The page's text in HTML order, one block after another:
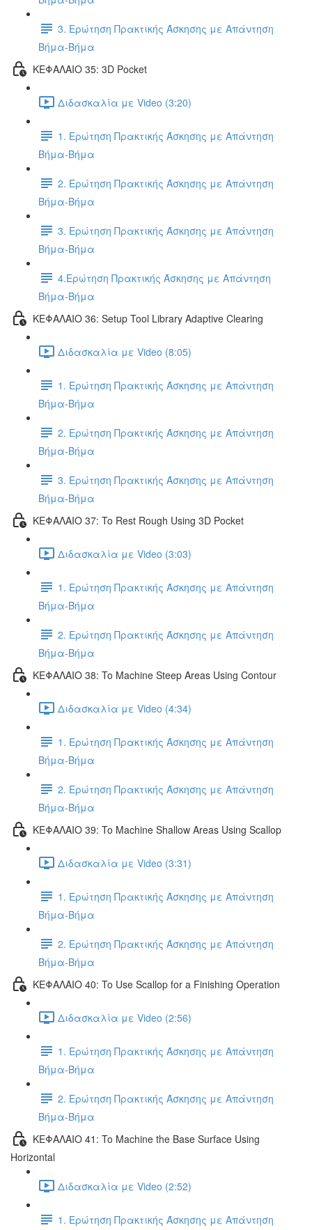
3. Ερώτηση Πρακτικής Άσκησης με Απάντηση
Βήμα-Βήμα
ΚΕΦΑΛΑΙΟ 35: 3D Pocket
Διδασκαλία με Video (3:20)
1. Ερώτηση Πρακτικής Άσκησης με Απάντηση
Βήμα-Βήμα
2. Ερώτηση Πρακτικής Άσκησης με Απάντηση
Βήμα-Βήμα
3. Ερώτηση Πρακτικής Άσκησης με Απάντηση
Βήμα-Βήμα
4.Ερώτηση Πρακτικής Άσκησης με Απάντηση
Βήμα-Βήμα
ΚΕΦΑΛΑΙΟ 36: Setup Tool Library Adaptive Clearing
Διδασκαλία με Video (8:05)
1. Ερώτηση Πρακτικής Άσκησης με Απάντηση
Βήμα-Βήμα
2. Ερώτηση Πρακτικής Άσκησης με Απάντηση
Βήμα-Βήμα
3. Ερώτηση Πρακτικής Άσκησης με Απάντηση
Βήμα-Βήμα
ΚΕΦΑΛΑΙΟ 37: To Rest Rough Using 3D Pocket
Διδασκαλία με Video (3:03)
1. Ερώτηση Πρακτικής Άσκησης με Απάντηση
Βήμα-Βήμα
2. Ερώτηση Πρακτικής Άσκησης με Απάντηση
Βήμα-Βήμα
ΚΕΦΑΛΑΙΟ 38: To Machine Steep Areas Using Contour
Διδασκαλία με Video (4:34)
1. Ερώτηση Πρακτικής Άσκησης με Απάντηση
Βήμα-Βήμα
2. Ερώτηση Πρακτικής Άσκησης με Απάντηση
Βήμα-Βήμα
ΚΕΦΑΛΑΙΟ 39: To Machine Shallow Areas Using Scallop
Διδασκαλία με Video (3:31)
1. Ερώτηση Πρακτικής Άσκησης με Απάντηση
Βήμα-Βήμα
2. Ερώτηση Πρακτικής Άσκησης με Απάντηση
Βήμα-Βήμα
ΚΕΦΑΛΑΙΟ 40: To Use Scallop for a Finishing Operation
Διδασκαλία με Video (2:56)
1. Ερώτηση Πρακτικής Άσκησης με Απάντηση
Βήμα-Βήμα
2. Ερώτηση Πρακτικής Άσκησης με Απάντηση
Βήμα-Βήμα
ΚΕΦΑΛΑΙΟ 41: To Machine the Base Surface Using
Horizontal
Διδασκαλία με Video (2:52)
1. Ερώτηση Πρακτικής Άσκησης με Απάντηση